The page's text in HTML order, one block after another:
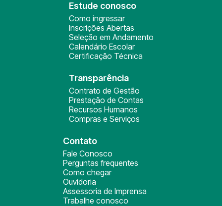
Estude conosco
Como ingressar
Inscrições Abertas
Seleção em Andamento
Calendário Escolar
Certificação Técnica
Transparência
Contrato de Gestão
Prestação de Contas
Recursos Humanos
Compras e Serviços
Contato
Fale Conosco
Perguntas frequentes
Como chegar
Ouvidoria
Assessoria de Imprensa
Trabalhe conosco